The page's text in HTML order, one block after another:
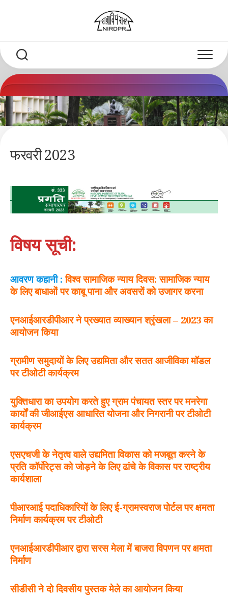
फरवरी 2023
विषय सूची:
आवरण कहानी : विश्‍व सामाजिक न्याय दिवस: सामाजिक न्याय
के लिए बाधाओं पर काबू पाना और अवसरों को उजागर करना
एनआईआरडीपीआर ने प्रख्यात व्याख्यान श्रृंखला – 2023का
आयोजन किया
ग्रामीण समुदायों के लिए उद्यमिता और सतत आजीविका मॉडल
पर टीओटी कार्यक्रम
युक्तिधारा का उपयोग करते हुए ग्राम पंचायत स्तर पर मनरेगा
कार्यों की जीआईएस आधारित योजना और निगरानी पर टीओटी
कार्यक्रम
एसएचजी के नेतृत्व वाले उद्यमिता विकास को मजबूत करने के
प्रति कॉर्पोरेट्स को जोड़ने के लिए ढांचे के विकास पर राष्ट्रीय
कार्यशाला
पीआरआई पदाधिकारियों के लिए ई-ग्रामस्वराज पोर्टल पर क्षमता
निर्माण कार्यक्रम पर टीओटी
एनआईआरडीपीआर द्वारा सरस मेला में बाजरा विपणन पर क्षमता
निर्माण
सीडीसी ने दो दिवसीय पुस्तक मेले का आयोजन किया